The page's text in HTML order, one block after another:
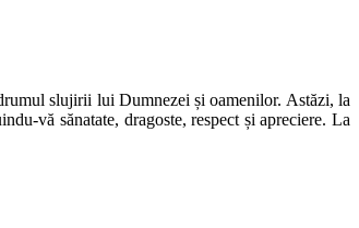
slujirii lui Dumnezei și oamenilor. Astăzi, la
vă sănatate, dragoste, respect și apreciere. La